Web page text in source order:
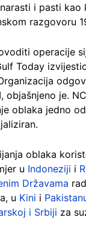
i pasti kao
razgovoru
operacije
Today
objašnjeno je.
oblaka jedno
oblaka
u Indoneziji i
Državama
u Kini i
i Srbiji za